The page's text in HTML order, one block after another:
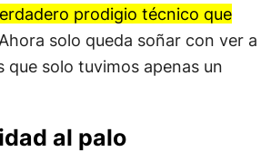
prodigio técnico que
Ahora solo queda soñar con ver a
que solo tuvimos apenas un
al palo